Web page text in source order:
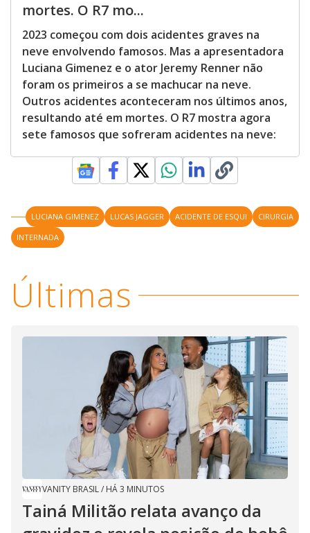
mortes. O R7 mo...
2023 começou com dois acidentes graves na
neve envolvendo famosos. Mas a apresentadora
Luciana Gimenez e o ator Jeremy Renner não
foram os primeiros a se machucar na neve.
Outros acidentes aconteceram nos últimos anos,
resultando até em mortes. O R7 mostra agora
sete famosos que sofreram acidentes na neve:
LUCIANA GIMENEZ LUCAS JAGGER ACIDENTE DE ESQUI
CIRURGIA
INTERNADA
Últimas
VANITY BRASIL/ HÁ 3 MINUTOS
Tainá Militão relata avanço da